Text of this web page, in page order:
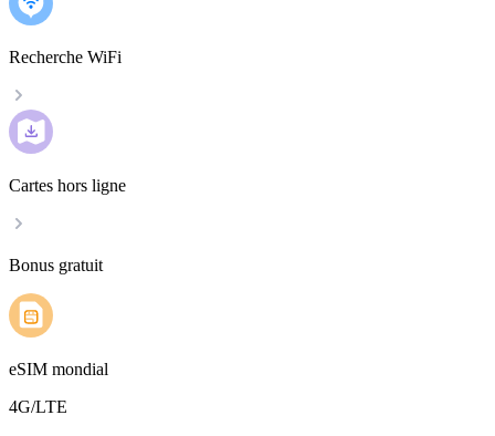
Recherche WiFi
Cartes hors ligne
Bonus gratuit
eSIM mondial
4G/LTE